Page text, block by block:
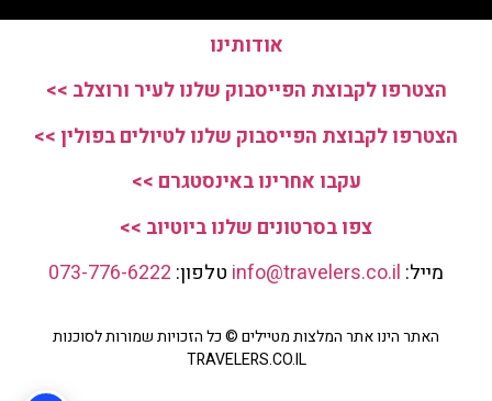
אודותינו
הצטרפו לקבוצת הפייסבוק שלנו לעיר ורוצלב >>
הצטרפו לקבוצת הפייסבוק שלנו לטיולים בפולין >>
עקבו אחרינו באינסטגרם >>
צפו בסרטונים שלנו ביוטיוב >>
מייל:
טלפון: 073-776-6222
האתר הינו אתר המלצות מטיילים © כל הזכויות שמורות לסוכנות
TRAVELERS.CO.IL